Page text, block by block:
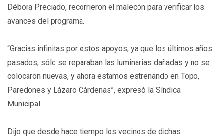
Débora Preciado, recorrieron el malecón para verificar los
avances del programa.
“Gracias infinitas por estos apoyos, ya que los últimos años
pasados, sólo se reparaban las luminarias dañadas y no se
colocaron nuevas, y ahora estamos estrenando en Topo,
Paredones y Lázaro Cárdenas”, expresó la Síndica
Municipal.
Dijo que desde hace tiempo los vecinos de dichas